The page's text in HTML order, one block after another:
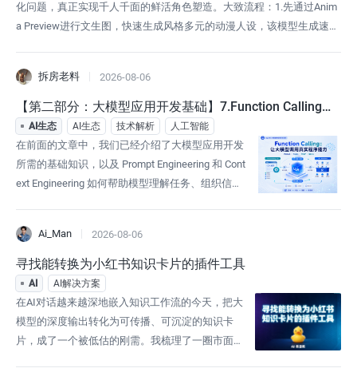
化问题，真正实现千人千面的鲜活角色塑造。大致流程：1.先通过Anim
a Preview进行文生图，快速生成风格多元的动漫人设，该模型生成速度
化人脸数据，完成动漫形象到真
拆房老料 2026-08-06
【第二部分：大模型应用开发基础】7.Function Calling：
让大模型调用真实程序能力
AI生态 AI生态 技术解析 人工智能
在前面的文章中，我们已经介绍了大模型应用开发
所需的基础知识，以及 Prompt Engineering 和 Cont
ext Engineering 如何帮助模型理解任务、组织信息
建审批任务，但如果不能连接天气服务、业务数据
库和审批系统，它最终仍然只能生成文字。Functio
n Calling 解决的正是从“语言
Ai_Man 2026-08-06
寻找能转换为小红书知识卡片的插件工具
AI AI解决方案
在AI对话越来越深地嵌入知识工作流的今天，把大
模型的深度输出转化为可传播、可沉淀的知识卡
片，成了一个被低估的刚需。我梳理了一圈市面上